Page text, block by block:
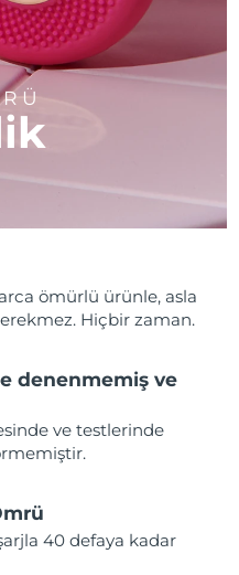
ömürlü ürünle, asla
Hiçbir zaman.
denenmemiş ve
ve testlerinde
40 defaya kadar